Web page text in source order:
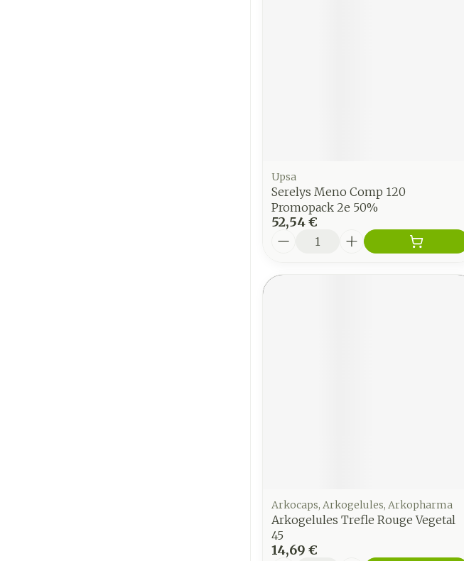
Upsa
Serelys Meno Comp 120
Promopack 2e 50%
52,54 €
Quantité
Arkocaps, Arkogelules, Arkopharma
Arkogelules Trefle Rouge Vegetal
45
14,69 €